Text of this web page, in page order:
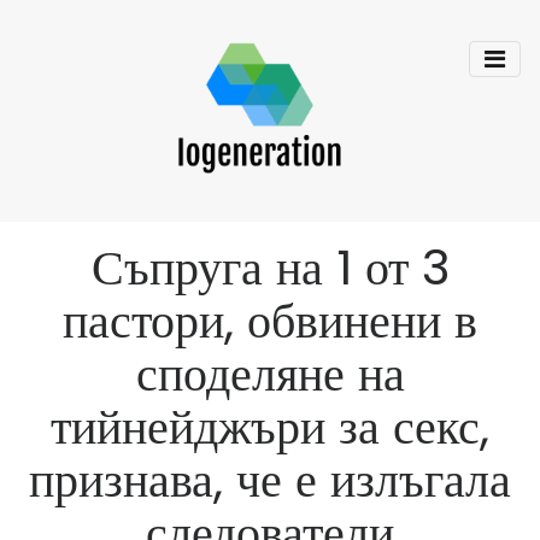
Съпруга на 1 от 3
пастори, обвинени в
споделяне на
тийнейджъри за секс,
признава, че е излъгала